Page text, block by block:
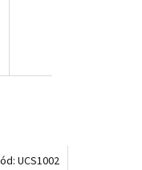
UCS1002